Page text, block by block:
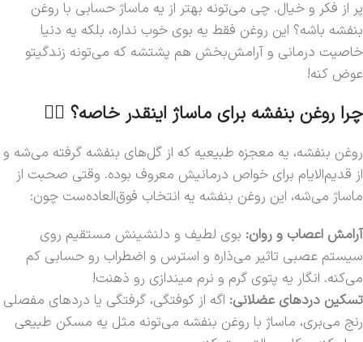
پر از فکر و خیال. چی می‌تونه بهتر از یه ماساژ حسابی با روغن
بنفشه باشه؟ این روغن فقط یه بوی خوب نداره، بلکه یه دنیا
خاصیت درمانی و آرامش‌بخش هم پشتشه که می‌تونه زندگیتو
عوض کنه!
چرا روغن بنفشه برای ماساژ اینقدر خاصه؟ 💆‍♀️
روغن بنفشه، یه معجزه طبیعیه که از گل‌های بنفشه گرفته می‌شه و
از قدیم‌الایام برای خواص درمانیش معروف بوده. وقتی صحبت از
ماساژ می‌شه، این روغن بنفشه یه انتخاب فوق‌العاده‌ست چون:
آرامش اعصاب و روان: بوی لطیف و دلنشینش مستقیم روی
سیستم عصبی تاثیر می‌ذاره و استرس و اضطراب رو حسابی کم
می‌کنه. انگار یه پتوی گرم و نرم میندازی رو ذهنت!
تسکین دردهای عضلانی: اگه از کوفتگی، گرفتگی یا دردهای مفصلی
رنج می‌بری، ماساژ با روغن بنفشه می‌تونه مثل یه مسکن طبیعی